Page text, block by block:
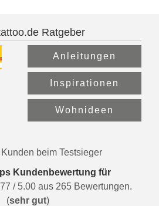
Ratgeber
Anleitungen
Inspirationen
Wohnideen
beim Testsieger
Kundenbewertung für
/ 5.00 aus 265 Bewertungen.
(sehr gut)